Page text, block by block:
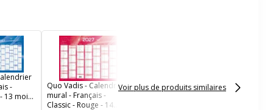
-
13 mois
Quo Vadis - Calendrier
mural - Français -
Classic - Rouge - 14
Voir plus de produits similaires